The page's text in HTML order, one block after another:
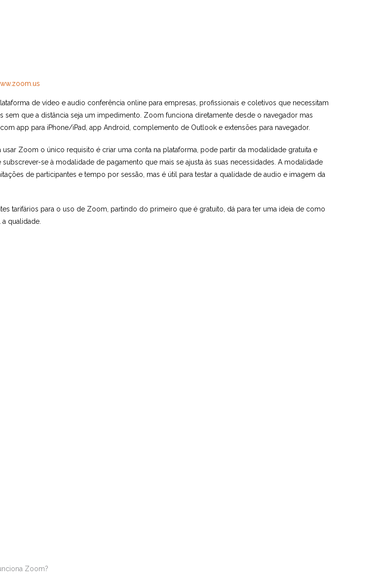
de vídeo e audio conferência online para empresas, profissionais e coletivos que necessitam
sem que a distância seja um impedimento. Zoom funciona diretamente desde o navegador mas
app para iPhone/iPad, app Android, complemento de Outlook e extensões para navegador.
usar Zoom o único requisito é criar uma conta na plataforma, pode partir da modalidade gratuita e
se à modalidade de pagamento que mais se ajusta às suas necessidades. A modalidade
de participantes e tempo por sessão, mas é útil para testar a qualidade de audio e imagem da
tarifários para o uso de Zoom, partindo do primeiro que é gratuito, dá para ter uma ideia de como
qualidade.
Zoom?